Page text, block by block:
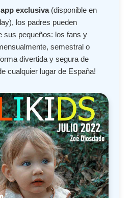
app exclusiva(disponible en
los padres pueden
sus pequeños: los fans y
semestral o
divertida y segura de
cualquier lugar de España!